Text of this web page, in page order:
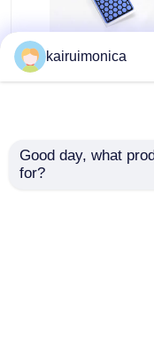
আর্দ্রতা প্রতিরোধী 5g ওজোন
প্লেট অ্যালুমিনিয়াম হোম
kairuimonica
Good day, what
for?